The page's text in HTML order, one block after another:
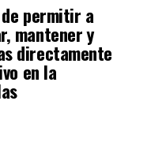
de permitir a
mantener y
directamente
en la